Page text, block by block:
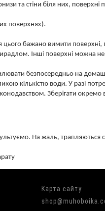
та стіни біля них, поверхні
поверхнях).
бажано вимити поверхні,
Інші поверхні можна
безпосередньо на
кількістю води. У разі
Зберігати окремо
На жаль, трапляються
Карта сайту